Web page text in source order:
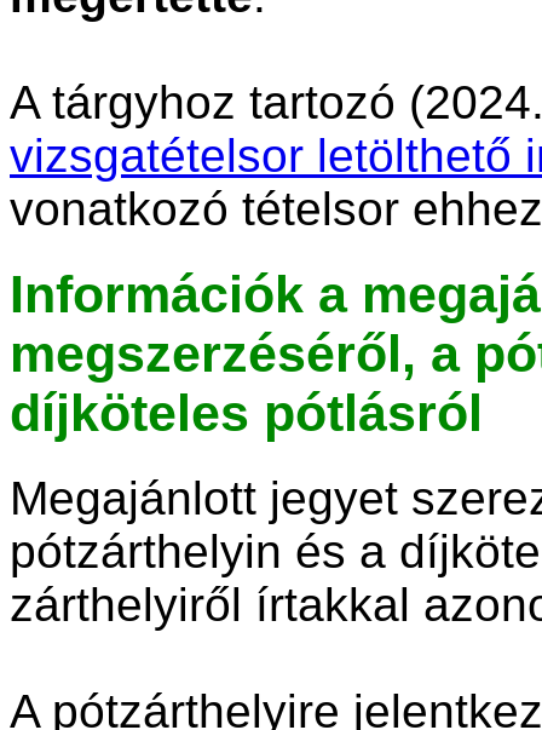
A tárgyhoz tartozó
vizsgatételsor letölthető
vonatkozó tételsor
Információk a
megszerzéséről, a
díjköteles pótlásról
Megajánlott jegyet
pótzárthelyin és a
zárthelyiről írtakkal
A pótzárthelyire